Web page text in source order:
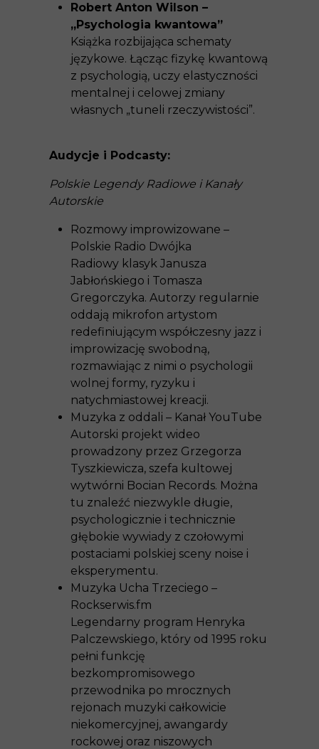
Robert Anton Wilson –
„Psychologia kwantowa”
Książka rozbijająca schematy
językowe. Łącząc fizykę kwantową
z psychologią, uczy elastyczności
mentalnej i celowej zmiany
własnych „tuneli rzeczywistości”.
Audycje i Podcasty:
Polskie Legendy Radiowe i Kanały
Autorskie
Rozmowy improwizowane –
Polskie Radio Dwójka
Radiowy klasyk Janusza
Jabłońskiego i Tomasza
Gregorczyka. Autorzy regularnie
oddają mikrofon artystom
redefiniującym współczesny jazz i
improwizację swobodną,
rozmawiając z nimi o psychologii
wolnej formy, ryzyku i
natychmiastowej kreacji.
Muzyka z oddali – Kanał YouTube
Autorski projekt wideo
prowadzony przez Grzegorza
Tyszkiewicza, szefa kultowej
wytwórni Bocian Records. Można
tu znaleźć niezwykle długie,
psychologicznie i technicznie
głębokie wywiady z czołowymi
postaciami polskiej sceny noise i
eksperymentu.
Muzyka Ucha Trzeciego –
Rockserwis.fm
Legendarny program Henryka
Palczewskiego, który od 1995 roku
pełni funkcję
bezkompromisowego
przewodnika po mrocznych
rejonach muzyki całkowicie
niekomercyjnej, awangardy
rockowej oraz niszowych